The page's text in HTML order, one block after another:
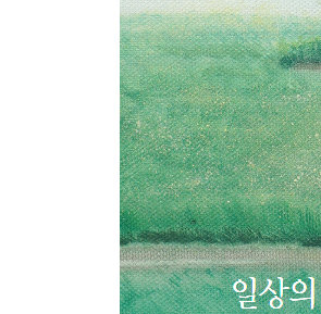
24 그해 우리가 간 곳
25 그토록 무구한 힘을 여
26 그래, 난 널 좋아했다
27 살아 있게 하는 모든 걸
28 사랑의 다른 이름, 어머니
29 가족이라는 향연
30 제가 그만한 가치가 있
31 시간을 생각하지 않는
32 돌아갈 다리를 불태운
33 이상한 세계
34 어떤 도시는 우리와 비